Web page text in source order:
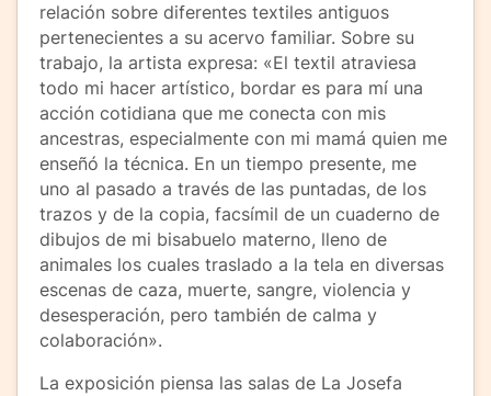
relación sobre diferentes textiles antiguos
pertenecientes a su acervo familiar. Sobre su
trabajo, la artista expresa: «El textil atraviesa
todo mi hacer artístico, bordar es para mí una
acción cotidiana que me conecta con mis
ancestras, especialmente con mi mamá quien me
enseñó la técnica. En un tiempo presente, me
uno al pasado a través de las puntadas, de los
trazos y de la copia, facsímil de un cuaderno de
dibujos de mi bisabuelo materno, lleno de
animales los cuales traslado a la tela en diversas
escenas de caza, muerte, sangre, violencia y
desesperación, pero también de calma y
colaboración».
La exposición piensa las salas de La Josefa